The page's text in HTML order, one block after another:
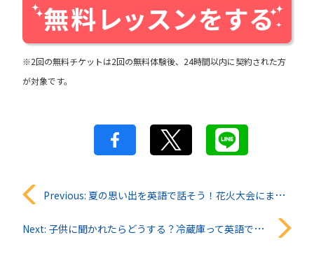
※2回の無料チケットは2回の無料体験後、24時間以内に契約された方
が対象です。
投
稿
Previous: 夏の思い出を英語で話そう！花火大会にまつわる英単語10選
Next: 子供に聞かれたらどうする？冷蔵庫って英語で何て言うの？